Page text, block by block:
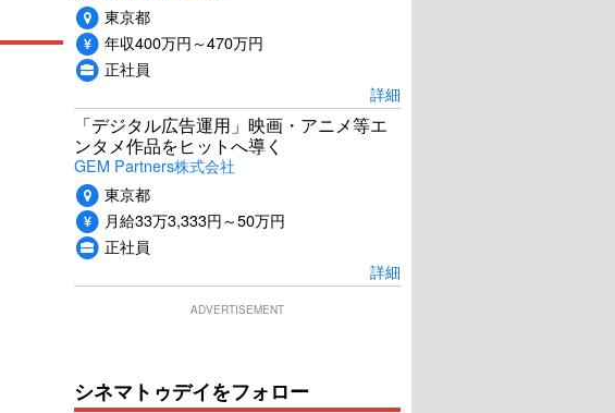
東京都
年収400万円～470万円
正社員
詳細
「デジタル広告運用」映画・アニメ等エ
ンタメ作品をヒットへ導く
GEM Partners株式会社
東京都
月給33万3,333円～50万円
正社員
詳細
ADVERTISEMENT
シネマトゥデイをフォロー